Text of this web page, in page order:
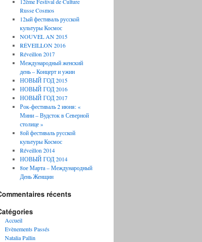
Russe Cosmos
12ый фестиваль русской
культуры Космос
NOUVEL AN 2015
RÉVEILLON 2016
Réveillon 2017
Международный женский
день – Концерт и ужин
НОВЫЙ ГОД 2015
НОВЫЙ ГОД 2016
НОВЫЙ ГОД 2017
Рок-фестиваль 2 июня: «
Мини – Вудсток в Северной
столице »
8ой фестиваль русской
культуры Космос
Réveillon 2014
НОВЫЙ ГОД 2014
8ое Марта – Международный
День Женщин
récents
Accueil
Evènements Passés
Natalia Pallin